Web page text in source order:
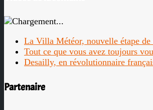
La Villa Météor, nouvelle étape de
Tout ce que vous avez toujours
Desailly, en révolutionnaire
Partenaire